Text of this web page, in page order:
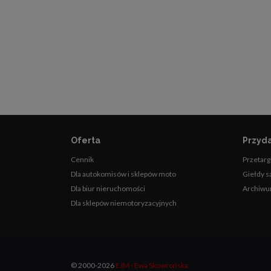
Oferta
Cennik
Dla autokomisów i sklepów moto
Dla biur nieruchomości
Dla sklepów niemotoryzacyjnych
Giełdy
© 2000-2026 EJM - Ewa Skowrońska